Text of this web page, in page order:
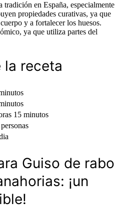
en España, especialmente
propiedades curativas, ya que
y a fortalecer los huesos.
ya que utiliza partes del
la receta
15 minutos
Guiso de rabo
¡un